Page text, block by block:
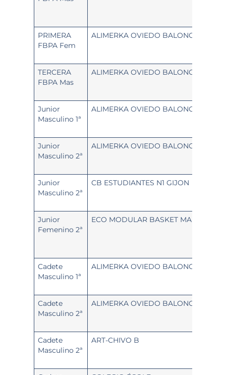
PRIMERA
FBPA Fem
ALIMERKA OVIEDO BALONCESTO –
TERCERA
FBPA Mas
ALIMERKA OVIEDO BALONCESTO
Junior
Masculino 1ª
ALIMERKA OVIEDO BALONCESTO
Junior
Masculino 2ª
ALIMERKA OVIEDO BALONCESTO
Junior
Masculino 2ª
CB ESTUDIANTES N1 GIJON
Junior
Femenino 2ª
ECO MODULAR BASKET MALIAYU
Cadete
Masculino 1ª
ALIMERKA OVIEDO BALONCESTO
Cadete
Masculino 2ª
ALIMERKA OVIEDO BALONCESTO
Cadete
Masculino 2ª
ART-CHIVO B